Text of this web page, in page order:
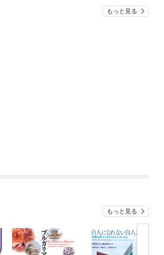
もっと見る
もっと見る